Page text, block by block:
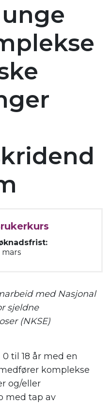
mars
med Nasjonal
sjeldne
(NKSE)
til 18 år med en
komplekse
og/eller
med tap av